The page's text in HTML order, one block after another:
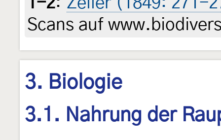
Scans auf
3. Biologie
3.1. Nahrung der